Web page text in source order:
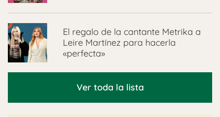
El regalo de la cantante Metrika a
Leire Martínez para hacerla
«perfecta»
Ver toda la lista